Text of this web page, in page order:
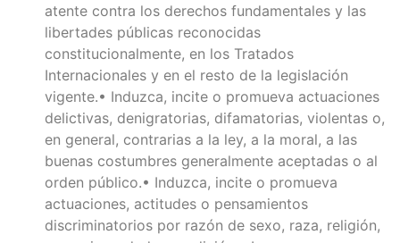
atente contra los derechos fundamentales y las
libertades públicas reconocidas
constitucionalmente, en los Tratados
Internacionales y en el resto de la legislación
vigente.• Induzca, incite o promueva actuaciones
delictivas, denigratorias, difamatorias, violentas o,
en general, contrarias a la ley, a la moral, a las
buenas costumbres generalmente aceptadas o al
orden público.• Induzca, incite o promueva
actuaciones, actitudes o pensamientos
discriminatorios por razón de sexo, raza, religión,